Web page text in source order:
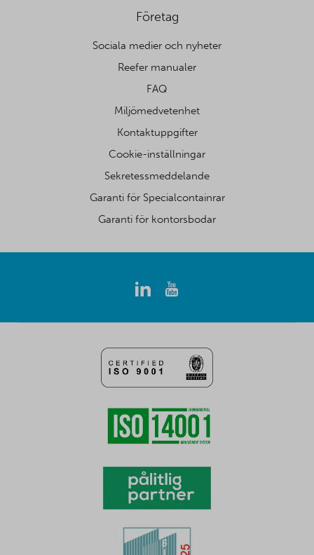
Företag
Sociala medier och nyheter
Reefer manualer
FAQ
Miljömedvetenhet
Kontaktuppgifter
Cookie-inställningar
Sekretessmeddelande
Garanti för Specialcontainrar
Garanti för kontorsbodar